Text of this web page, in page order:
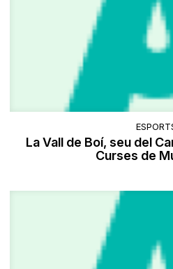
La Vall de Boí, seu del
Curses de